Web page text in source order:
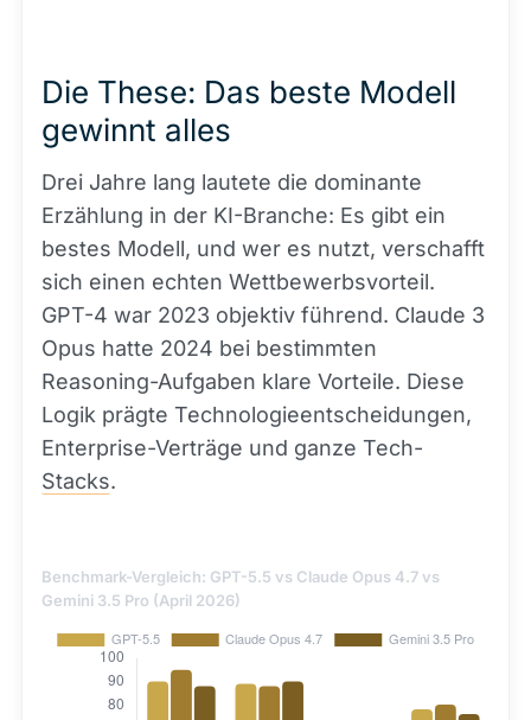
Die These: Das beste Modell
gewinnt alles
Drei Jahre lang lautete die dominante
Erzählung in der KI-Branche: Es gibt ein
bestes Modell, und wer es nutzt, verschafft
sich einen echten Wettbewerbsvorteil.
GPT-4 war 2023 objektiv führend. Claude 3
Opus hatte 2024 bei bestimmten
Reasoning-Aufgaben klare Vorteile. Diese
Logik prägte Technologieentscheidungen,
Enterprise-Verträge und ganze Tech-
Stacks.
Benchmark-Vergleich: GPT-5.5 vs Claude Opus 4.7 vs
Gemini 3.5 Pro (April 2026)